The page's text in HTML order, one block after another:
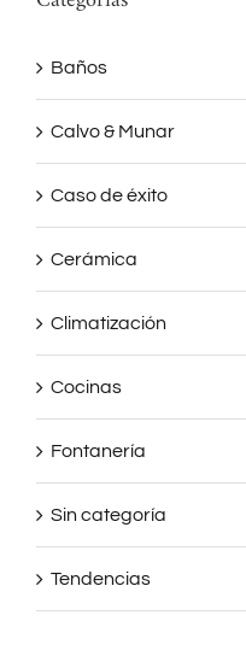
Baños
Calvo & Munar
Caso de éxito
Cerámica
Climatización
Cocinas
Fontanería
Sin categoría
Tendencias